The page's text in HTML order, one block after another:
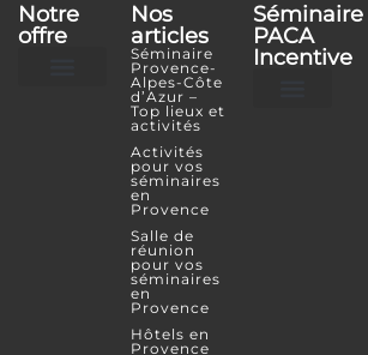
Notre
offre
Nos
articles
Séminaire
Provence-
Alpes-Côte
d’Azur –
Top lieux et
activités
Activités
pour vos
séminaires
en
Provence
Salle de
réunion
pour vos
séminaires
en
Provence
Hôtels en
Provence
Séminaire
PACA
Incentive